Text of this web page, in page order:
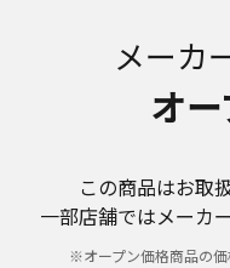
メーカ
オ
この商品はお取
一部店舗ではメーカ
※オープン価格商品の価